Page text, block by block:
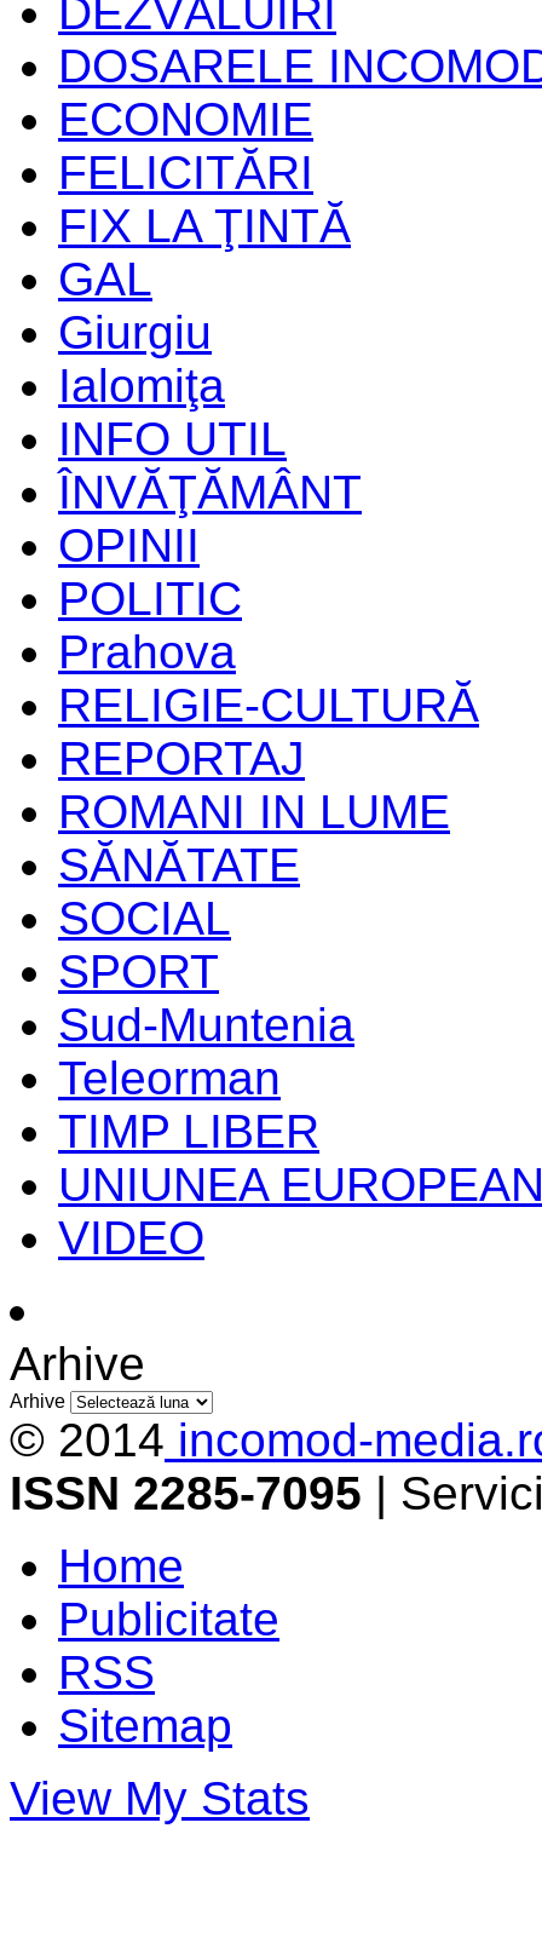
DEZVĂLUIRI
DOSARELE
ECONOMIE
FELICITĂRI
FIX LA ŢINTĂ
GAL
Giurgiu
Ialomiţa
INFO UTIL
ÎNVĂŢĂMÂNT
OPINII
POLITIC
Prahova
RELIGIE-CULTURĂ
REPORTAJ
ROMANI IN LUME
SĂNĂTATE
SOCIAL
SPORT
Sud-Muntenia
Teleorman
TIMP LIBER
UNIUNEA
VIDEO
Arhive
Arhive
© 2014 incomod-
ISSN 2285-7095 |
Home
Publicitate
RSS
Sitemap
View My Stats